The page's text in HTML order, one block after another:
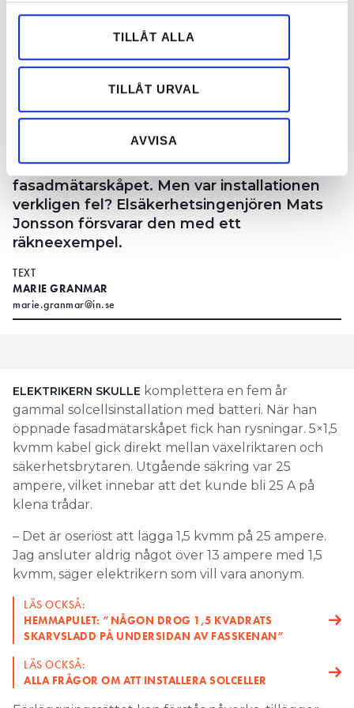
för sociala medier och analysera vår trafik. Vi
vidarebefordrar även sådana identifierare och annan
annons- och analysföretag som vi samarbetar med.
Dessa kan i sin tur kombinera informationen med annan
samlat in när du har använt deras tjänster.
TILLÅT ALLA
TILLÅT URVAL
AVVISA
Får man göra så här? Mats Jonsson förklarar. Bildcollage,
Elektrikern fick rysningar när han öppnade
fasadmätarskåpet. Men var installationen
verkligen fel? Elsäkerhetsingenjören Mats
Jonsson försvarar den med ett
räkneexempel.
TEXT
MARIE GRANMAR
marie.granmar@in.se
ELEKTRIKERN SKULLE komplettera en fem år
gammal solcellsinstallation med batteri. När han
öppnade fasadmätarskåpet fick han rysningar. 5×1,5
kvmm kabel gick direkt mellan växelriktaren och
säkerhetsbrytaren. Utgående säkring var 25
ampere, vilket innebar att det kunde bli 25 A på
klena trådar.
– Det är oseriöst att lägga 1,5 kvmm på 25 ampere.
Jag ansluter aldrig något över 13 ampere med 1,5
kvmm, säger elektrikern som vill vara anonym.
LÄS OCKSÅ:
HEMMAPULET: ”NÅGON DROG 1,5 KVADRATS
SKARVSLADD PÅ UNDERSIDAN AV FASSKENAN”
LÄS OCKSÅ:
ALLA FRÅGOR OM ATT INSTALLERA SOLCELLER